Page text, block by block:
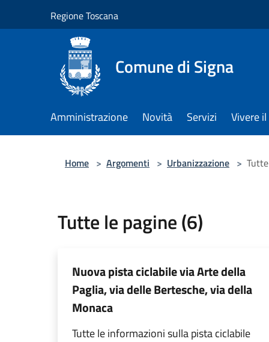
Regione Toscana
Comune di Signa
Amministrazione Novità Servizi Vivere
Home > Argomenti > Urbanizzazione >
Tutte le pagine (6)
Nuova pista ciclabile via Arte della
Paglia, via delle Bertesche, via della
Monaca
Tutte le informazioni sulla pista ciclabile